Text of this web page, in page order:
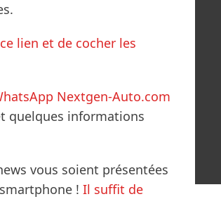
lien et de cocher les
Nextgen-Auto.com
quelques informations
vous soient présentées
! Il suffit de